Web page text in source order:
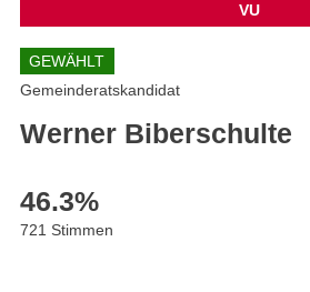
VU
GEWÄHLT
Gemeinderatskandidat
Werner Biberschulte
46.3%
721 Stimmen